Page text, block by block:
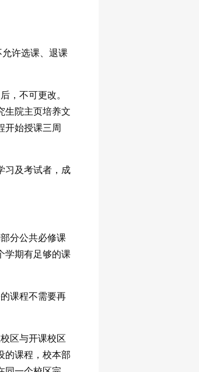
允许选课、退课
，不可更改。
生院主页培养文
开始授课三周
习及考试者，成
分公共必修课
学期有足够的课
课程不需要再
区与开课校区
的课程，校本部